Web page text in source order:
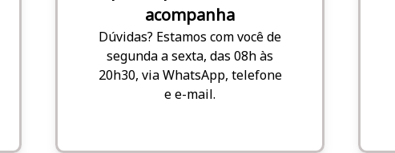
acompanha
Dúvidas? Estamos com você de
segunda a sexta, das 08h às
20h30, via WhatsApp, telefone
e e-mail.